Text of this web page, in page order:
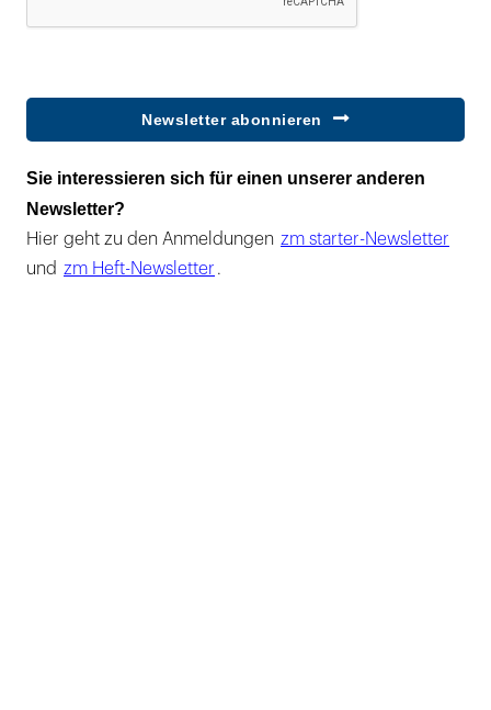
Newsletter abonnieren
Sie interessieren sich für einen unserer anderen
Newsletter?
Hier geht zu den Anmeldungen zm starter-Newsletter
und zm Heft-Newsletter .